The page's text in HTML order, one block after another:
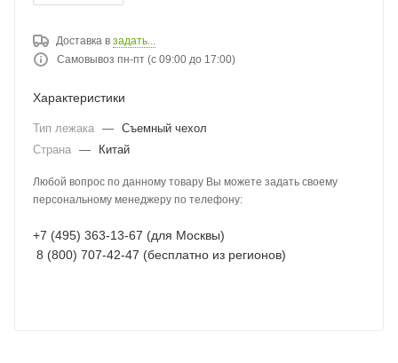
Доставка в задать...
Самовывоз пн-пт (с 09:00 до 17:00)
Характеристики
Тип лежака — Съемный чехол
Страна — Китай
Любой вопрос по данному товару Вы можете задать своему
персональному менеджеру по телефону:
+7 (495) 363-13-67 (для Москвы)
8 (800) 707-42-47 (бесплатно из регионов)